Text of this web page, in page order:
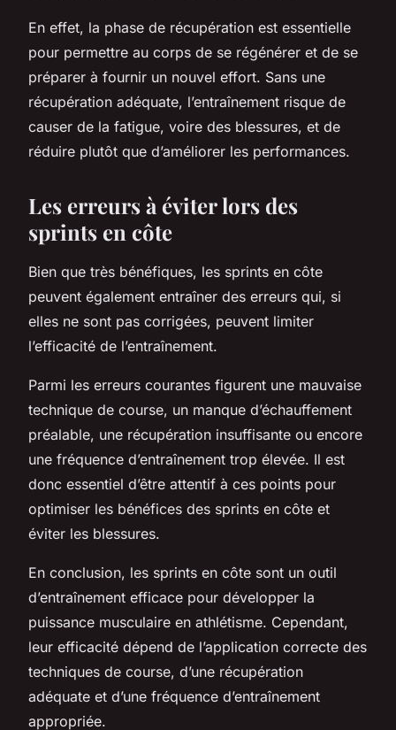
En effet, la phase de récupération est essentielle
pour permettre au corps de se régénérer et de se
préparer à fournir un nouvel effort. Sans une
récupération adéquate, l’entraînement risque de
causer de la fatigue, voire des blessures, et de
réduire plutôt que d’améliorer les performances.
Les erreurs à éviter lors des
sprints en côte
Bien que très bénéfiques, les sprints en côte
peuvent également entraîner des erreurs qui, si
elles ne sont pas corrigées, peuvent limiter
l’efficacité de l’entraînement.
Parmi les erreurs courantes figurent une mauvaise
technique de course, un manque d’échauffement
préalable, une récupération insuffisante ou encore
une fréquence d’entraînement trop élevée. Il est
donc essentiel d’être attentif à ces points pour
optimiser les bénéfices des sprints en côte et
éviter les blessures.
En conclusion, les sprints en côte sont un outil
d’entraînement efficace pour développer la
puissance musculaire en athlétisme. Cependant,
leur efficacité dépend de l’application correcte des
techniques de course, d’une récupération
adéquate et d’une fréquence d’entraînement
appropriée.